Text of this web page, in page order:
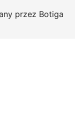
przez Botiga